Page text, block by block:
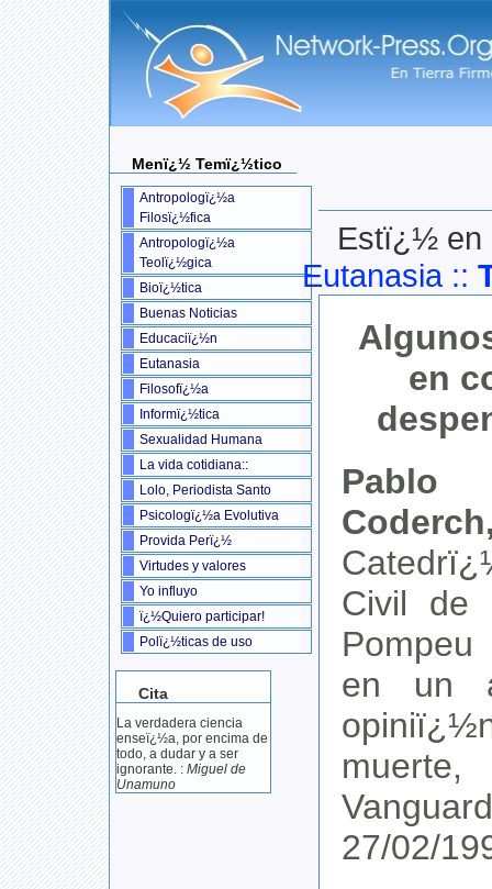
Menï¿½ Temï¿½tico
Antropologï¿½a
Filosï¿½fica
Antropologï¿½a
Teolï¿½gica
Bioï¿½tica
Buenas Noticias
Educaciï¿½n
Eutanasia
Filosofï¿½a
Informï¿½tica
Sexualidad Humana
La vida cotidiana::
Lolo, Periodista Santo
Psicologï¿½a Evolutiva
Provida Perï¿½
Virtudes y valores
Yo influyo
ï¿½Quiero participar!
Polï¿½ticas de uso
Cita
La verdadera ciencia
enseï¿½a, por encima de
todo, a dudar y a ser
ignorante. : Miguel de
Unamuno
Estï¿½ en
Eutanasia::
en
Civil de
Pompeu
en un
27/02/